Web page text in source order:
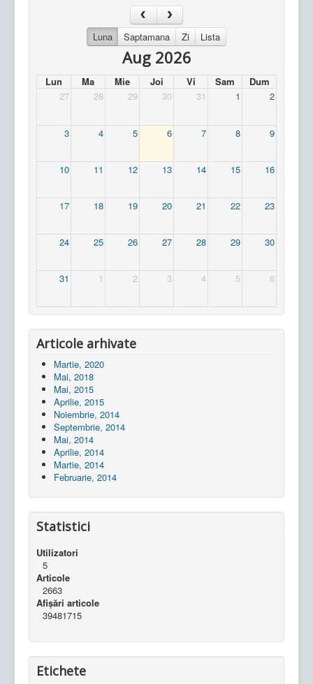
Luna Saptamana Zi Lista
Aug 2026
Lun Ma Mie Joi Vi Sam
Dum
27
28 29 30 31 1 2
3 4 5 6 7 8 9
10 11 12 13 14 15 16
17 18 19 20 21 22 23
24 25 26 27 28 29 30
31 1 2 3 4 5 6
Articole arhivate
Martie, 2020
Mai, 2018
Mai, 2015
Aprilie, 2015
Noiembrie, 2014
Septembrie, 2014
Mai, 2014
Aprilie, 2014
Martie, 2014
Februarie, 2014
Statistici
Utilizatori
5
Articole
2663
Afișări articole
39481715
Etichete